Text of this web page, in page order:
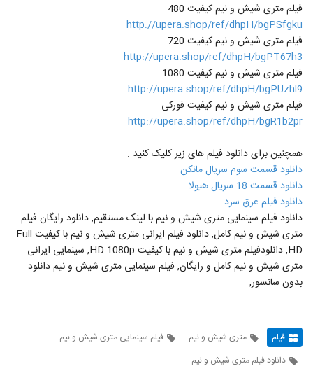
فیلم متری شیش و نیم کیفیت 480
http://upera.shop/ref/dhpH/bgPSfgku
فیلم متری شیش و نیم کیفیت 720
http://upera.shop/ref/dhpH/bgPT67h3
فیلم متری شیش و نیم کیفیت 1080
http://upera.shop/ref/dhpH/bgPUzhl9
فیلم متری شیش و نیم کیفیت فورکی
http://upera.shop/ref/dhpH/bgR1b2pr
همچنین برای دانلود فیلم های زیر کلیک کنید :
دانلود قسمت سوم سریال مانکن
دانلود قسمت 18 سریال هیولا
دانلود فیلم عرق سرد
دانلود فیلم سینمایی متری شیش و نیم با لینک مستقیم, دانلود رایگان فیلم
متری شیش و نیم کامل, دانلود فیلم ایرانی متری شیش و نیم با کیفیت Full
HD, دانلودفیلم متری شیش و نیم با کیفیت HD 1080p, سینمایی ایرانی
متری شیش و نیم کامل و رایگان, فیلم سینمایی متری شیش و نیم دانلود
بدون سانسور,
فیلم متری شیش و نیم
فیلم سینمایی متری شیش و نیم
دانلود فیلم متری شیش و نیم